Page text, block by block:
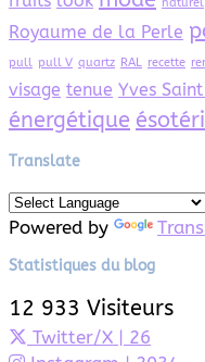
Royaume de la Perle
pull pull V quartz RAL recette
visage tenue Yves
énergétique
Translate
Powered by
Statistiques du blog
12 933 Visiteurs
Twitter/X | 26